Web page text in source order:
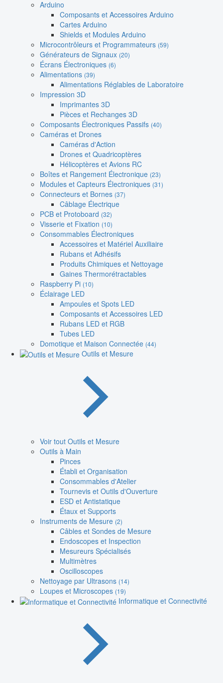
Arduino
Composants et Accessoires Arduino
Cartes Arduino
Shields et Modules Arduino
Microcontrôleurs et Programmateurs (59)
Générateurs de Signaux (20)
Écrans Électroniques (6)
Alimentations (39)
Alimentations Réglables de Laboratoire
Impression 3D
Imprimantes 3D
Pièces et Rechanges 3D
Composants Électroniques Passifs (40)
Caméras et Drones
Caméras d'Action
Drones et Quadricoptères
Hélicoptères et Avions RC
Boîtes et Rangement Électronique (23)
Modules et Capteurs Électroniques (31)
Connecteurs et Bornes (37)
Câblage Électrique
PCB et Protoboard (32)
Visserie et Fixation (10)
Consommables Électroniques
Accessoires et Matériel Auxiliaire
Rubans et Adhésifs
Produits Chimiques et Nettoyage
Gaines Thermorétractables
Raspberry Pi (10)
Éclairage LED
Ampoules et Spots LED
Composants et Accessoires LED
Rubans LED et RGB
Tubes LED
Domotique et Maison Connectée (44)
Outils et Mesure
Voir tout Outils et Mesure
Outils à Main
Pinces
Établi et Organisation
Consommables d'Atelier
Tournevis et Outils d'Ouverture
ESD et Antistatique
Étaux et Supports
Instruments de Mesure (2)
Câbles et Sondes de Mesure
Endoscopes et Inspection
Mesureurs Spécialisés
Multimètres
Oscilloscopes
Nettoyage par Ultrasons (14)
Loupes et Microscopes (19)
Informatique et Connectivité